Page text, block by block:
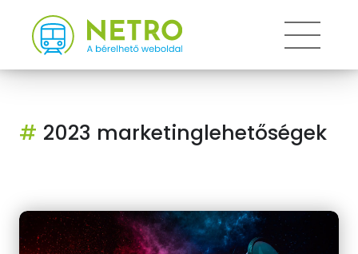
# 2023 marketinglehetőségek